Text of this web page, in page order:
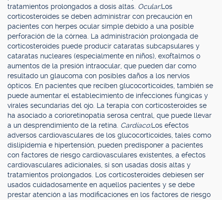
tratamientos prolongados a dosis altas. Ocular:Los
corticosteroides se deben administrar con precaución en
pacientes con herpes ocular simple debido a una posible
perforación de la córnea. La administración prolongada de
corticosteroides puede producir cataratas subcapsulares y
cataratas nucleares (especialmente en niños), exoftalmos o
aumentos de la presión intraocular, que pueden dar como
resultado un glaucoma con posibles daños a los nervios
ópticos. En pacientes que reciben glucocorticoides, también se
puede aumentar el establecimiento de infecciones fúngicas y
virales secundarias del ojo. La terapia con corticosteroides se
ha asociado a corioretinopatía serosa central, que puede llevar
a un desprendimiento de la retina. Cardíaco:Los efectos
adversos cardiovasculares de los glucocorticoides, tales como
dislipidemia e hipertensión, pueden predisponer a pacientes
con factores de riesgo cardiovasculares existentes, a efectos
cardiovasculares adicionales, si son usadas dosis altas y
tratamientos prolongados. Los corticosteroides debiesen ser
usados cuidadosamente en aquellos pacientes y se debe
prestar atención a las modificaciones en los factores de riesgo